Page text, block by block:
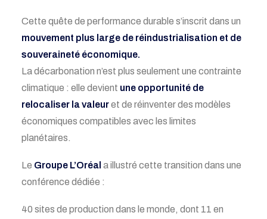
Cette quête de performance durable s’inscrit dans un
mouvement plus large de réindustrialisation et de
souveraineté économique.
La décarbonation n’est plus seulement une contrainte
climatique : elle devient une opportunité de
relocaliser la valeuret de réinventer des modèles
économiques compatibles avec les limites
planétaires.
Le Groupe L’Oréal a illustré cette transition dans une
conférence dédiée :
40 sites de production dans le monde, dont 11 en